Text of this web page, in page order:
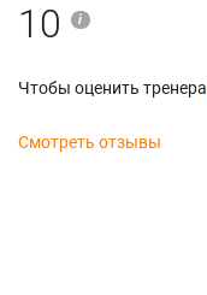
10 i
Чтобы оценить тренера
Смотреть отзывы